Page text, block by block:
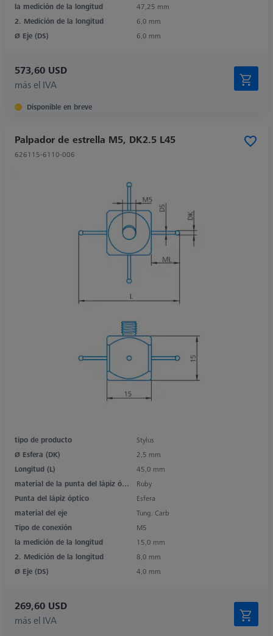
la medición de la longitud
47,25 mm
2. Medición de la longitud
6,0 mm
Ø Eje (DS)
6,0 mm
573,60 USD
más el IVA
Disponible en breve
Palpador de estrella M5, DK2.5 L45
626115-6110-006
tipo de producto
Stylus
Ø Esfera (DK)
2,5 mm
Longitud (L)
45,0 mm
material de la punta del lápiz óptico
Ruby
Punta del lápiz óptico
Esfera
material del eje
Tung. Carb
Tipo de conexión
M5
la medición de la longitud
15,0 mm
2. Medición de la longitud
8,0 mm
Ø Eje (DS)
4,0 mm
269,60 USD
más el IVA